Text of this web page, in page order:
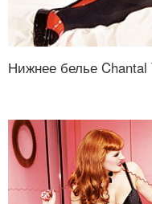
Нижнее белье Chantal